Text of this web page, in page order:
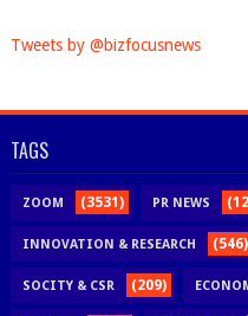
Tweets by @bizfocusnews
TAGS
ZOOM (3531) PR NEWS
INNOVATION & RESEARCH (546)
SOCITY & CSR (209)